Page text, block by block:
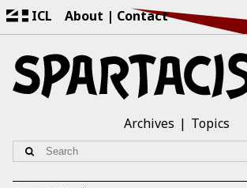
ICL About Contact
Archives Topics